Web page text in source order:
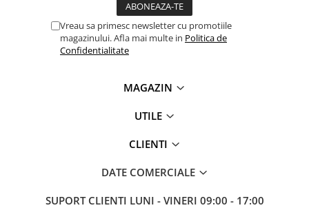
Vreau sa primesc newsletter cu promotiile
magazinului. Afla mai multe in Politica de
Confidentialitate
MAGAZIN
UTILE
CLIENTI
DATE COMERCIALE
SUPORT CLIENTI LUNI - VINERI 09:00 - 17:00